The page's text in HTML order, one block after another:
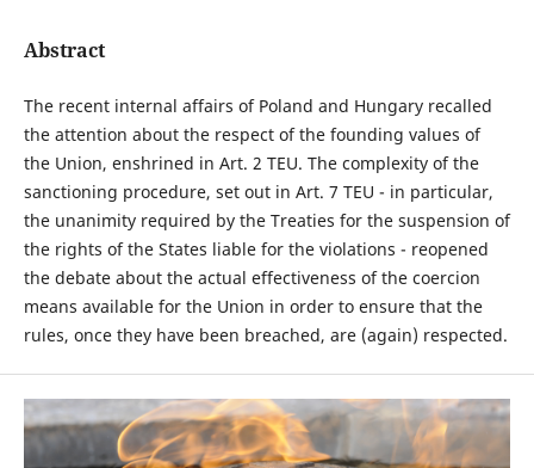
Abstract
The recent internal affairs of Poland and Hungary recalled
the attention about the respect of the founding values of
the Union, enshrined in Art. 2 TEU. The complexity of the
sanctioning procedure, set out in Art. 7 TEU - in particular,
the unanimity required by the Treaties for the suspension of
the rights of the States liable for the violations - reopened
the debate about the actual effectiveness of the coercion
means available for the Union in order to ensure that the
rules, once they have been breached, are (again) respected.